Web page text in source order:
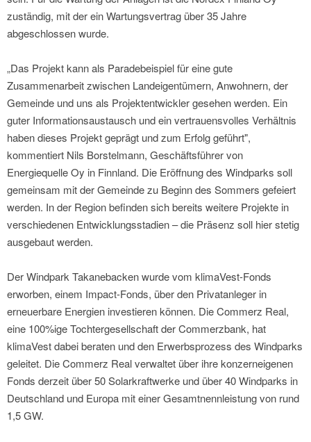
zuständig, mit der ein Wartungsvertrag über 35 Jahre
abgeschlossen wurde.
„Das Projekt kann als Paradebeispiel für eine gute
Zusammenarbeit zwischen Landeigentümern, Anwohnern, der
Gemeinde und uns als Projektentwickler gesehen werden. Ein
guter Informationsaustausch und ein vertrauensvolles Verhältnis
haben dieses Projekt geprägt und zum Erfolg geführt",
kommentiert Nils Borstelmann, Geschäftsführer von
Energiequelle Oy in Finnland. Die Eröffnung des Windparks soll
gemeinsam mit der Gemeinde zu Beginn des Sommers gefeiert
werden. In der Region befinden sich bereits weitere Projekte in
verschiedenen Entwicklungsstadien – die Präsenz soll hier stetig
ausgebaut werden.
Der Windpark Takanebacken wurde vom klimaVest-Fonds
erworben, einem Impact-Fonds, über den Privatanleger in
erneuerbare Energien investieren können. Die Commerz Real,
eine 100%ige Tochtergesellschaft der Commerzbank, hat
klimaVest dabei beraten und den Erwerbsprozess des Windparks
geleitet. Die Commerz Real verwaltet über ihre konzerneigenen
Fonds derzeit über 50 Solarkraftwerke und über 40 Windparks in
Deutschland und Europa mit einer Gesamtnennleistung von rund
1,5 GW.